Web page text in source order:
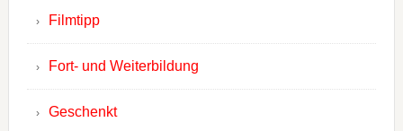
Filmtipp
Fort- und Weiterbildung
Geschenkt